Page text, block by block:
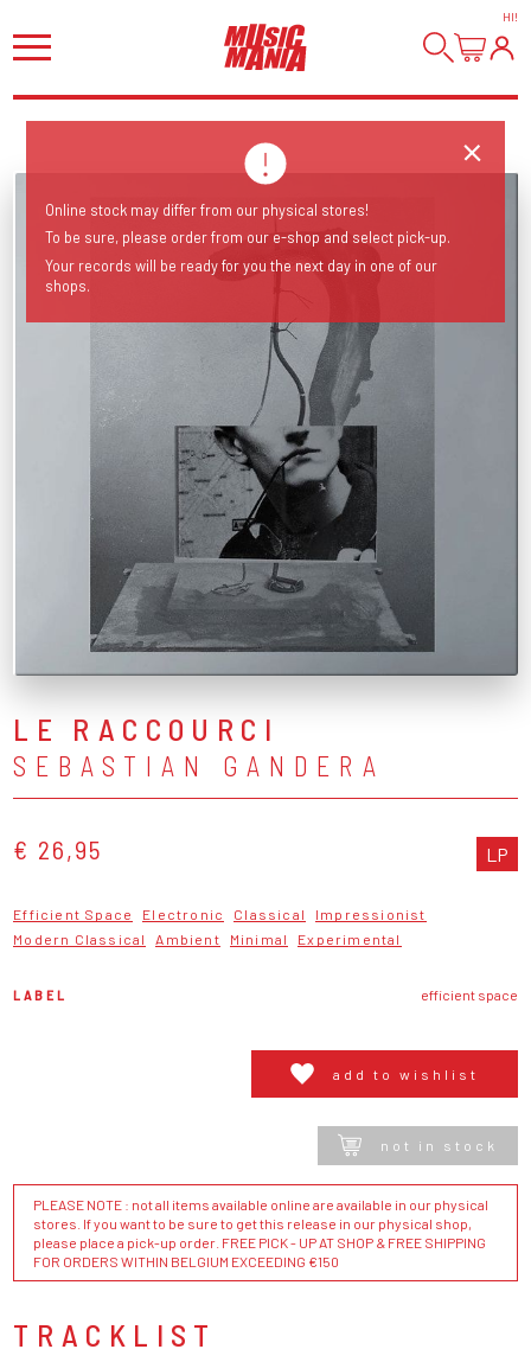
HI!
LE RACCOURCI
SEBASTIAN GANDERA
€ 26,95 LP
Efficient Space Electronic Classical
Impressionist
Modern Classical
Ambient Minimal Experimental
LABEL efficient space
add to wishlist
not in stock
PLEASE NOTE : not all items available online are available in our physical
stores. If you want to be sure to get this release in our physical shop,
please place a pick-up order. FREE PICK - UP AT SHOP & FREE SHIPPING
FOR ORDERS WITHIN BELGIUM EXCEEDING €150
TRACKLIST
Online stock may differ from our physical stores!
To be sure, please order from our e-shop and select pick-up.
Your records will be ready for you the next day in one of our
shops.